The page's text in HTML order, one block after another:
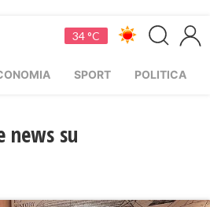
34 °C
SPORT POLITICA
news su